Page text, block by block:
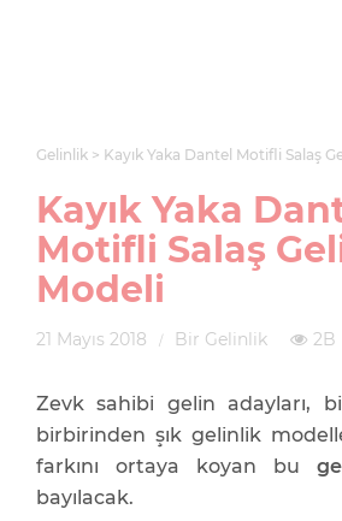
Gelinlik Kayık Yaka Dantel Motifli Salaş
Kayık Yaka
Motifli Salaş
Modeli
21 Mayıs 2018 Bir Gelinlik 2B
Zevk sahibi gelin adayları,
birbirinden şık gelinlik
farkını ortaya koyan bu
bayılacak.